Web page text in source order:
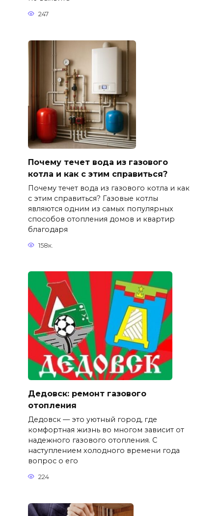
247
Почему течет вода из газового
котла и как с этим справиться?
Почему течет вода из газового котла и как
с этим справиться? Газовые котлы
являются одним из самых популярных
способов отопления домов и квартир
благодаря
158к.
Дедовск: ремонт газового
отопления
Дедовск — это уютный город, где
комфортная жизнь во многом зависит от
надежного газового отопления. С
наступлением холодного времени года
вопрос о его
224